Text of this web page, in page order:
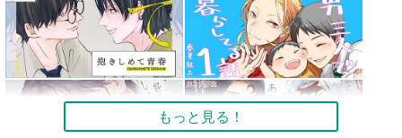
もっと見る！